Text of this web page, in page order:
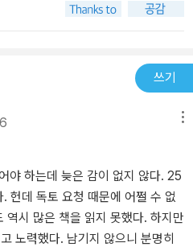
두려운 존재로 군림하되 증오를 사
.'백성은 늘 사안의 겉모습과 결과
쓰기
야 하는데 늦은 감이 없지 않다. 25
헌데 독토 요청 때문에 어쩔 수 없
역시 많은 책을 읽지 못했다. 하지만
노력했다. 남기지 않으니 분명히